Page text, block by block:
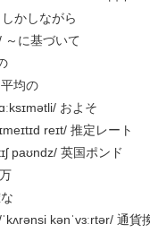
かしながら
～に基づいて
均の
およそ
reɪt/ 推定レート
paʊndz/ 英国ポンド
kənˈvɜːrtər/ 通貨